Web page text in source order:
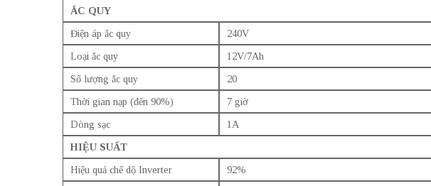
ẮC QUY
Điện áp ắc quy
240V
Loại ắc quy
12V/7Ah
Số lượng ắc quy
20
Thời gian nạp (đến 90%)
7 giờ
Dòng sạc
1A
HIỆU SUẤT
Hiệu quả chế dộ Inverter
92%